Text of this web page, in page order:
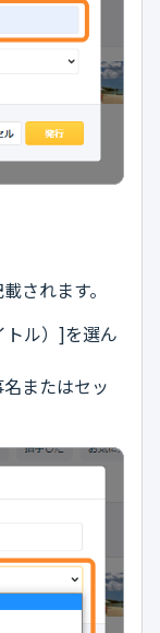
されます。
ル）]を選ん
またはセッ